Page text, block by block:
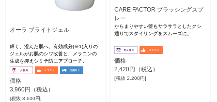
オーラ ブライトジェル
輝く、澄んだ肌へ。有効成分(※1)入りの
ジェルがお肌のシワ改善と、メラニンの
生成を抑えシミ予防にアプローチ。
価格
3,960円（税込）
[税抜 3,600円]
CARE FACTOR ブラッシングスプ
レー
からまりやすい髪もサラサラとしたクシ
通りでスタイリングをスムーズに。
価格
2,420円（税込）
[税抜 2,200円]